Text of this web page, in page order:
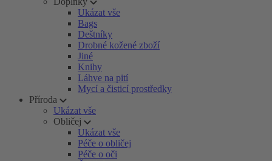
Ukázat vše
Bags
Deštníky
Drobné kožené zboží
Jiné
Knihy
Láhve na pití
Mycí a čisticí prostředky
Příroda
Ukázat vše
Obličej
Ukázat vše
Péče o obličej
Péče o oči